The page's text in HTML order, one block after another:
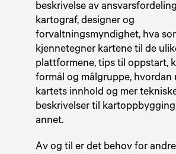
beskrivelse av
kartograf, designer og
forvaltningsmyndighet, hva
kjennetegner kartene til de
plattformene, tips til oppstart,
formål og målgruppe, hvordan
kartets innhold og mer
beskrivelser til
annet.
Av og til er det behov for